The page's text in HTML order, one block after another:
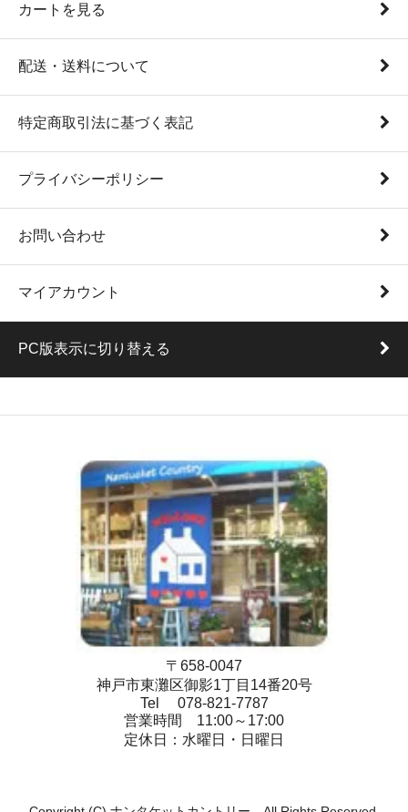
カートを見る
配送・送料について
特定商取引法に基づく表記
プライバシーポリシー
お問い合わせ
マイアカウント
PC版表示に切り替える
〒658-0047
神戸市東灘区御影1丁目14番20号
Tel 078-821-7787
営業時間 11:00～17:00
定休日：水曜日・日曜日